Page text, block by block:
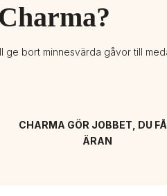
bort minnesvärda gåvor till
CHARMA GÖR JOBBET, DU
ÄRAN